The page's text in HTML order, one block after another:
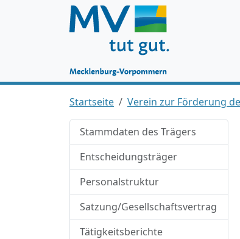
Startseite Verein zur Förderung
Stammdaten des Trägers
Entscheidungsträger
Personalstruktur
Satzung/Gesellschaftsvertrag
Tätigkeitsberichte